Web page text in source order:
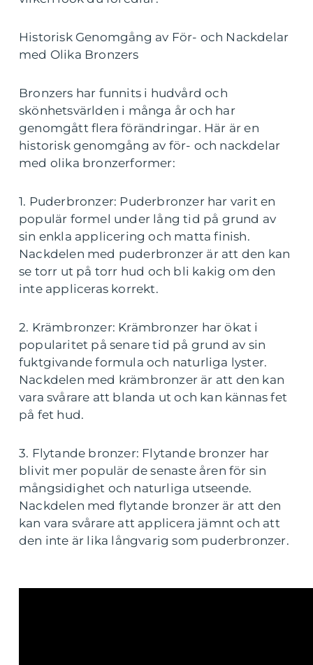
Historisk Genomgång av För- och Nackdelar
med Olika Bronzers
Bronzers har funnits i hudvård och
skönhetsvärlden i många år och har
genomgått flera förändringar. Här är en
historisk genomgång av för- och nackdelar
med olika bronzerformer:
1. Puderbronzer: Puderbronzer har varit en
populär formel under lång tid på grund av
sin enkla applicering och matta finish.
Nackdelen med puderbronzer är att den kan
se torr ut på torr hud och bli kakig om den
inte appliceras korrekt.
2. Krämbronzer: Krämbronzer har ökat i
popularitet på senare tid på grund av sin
fuktgivande formula och naturliga lyster.
Nackdelen med krämbronzer är att den kan
vara svårare att blanda ut och kan kännas fet
på fet hud.
3. Flytande bronzer: Flytande bronzer har
blivit mer populär de senaste åren för sin
mångsidighet och naturliga utseende.
Nackdelen med flytande bronzer är att den
kan vara svårare att applicera jämnt och att
den inte är lika långvarig som puderbronzer.